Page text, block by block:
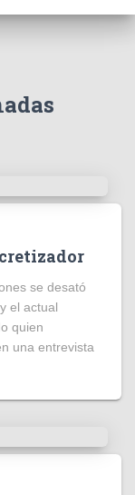
se desató
el actual
quien
una entrevista